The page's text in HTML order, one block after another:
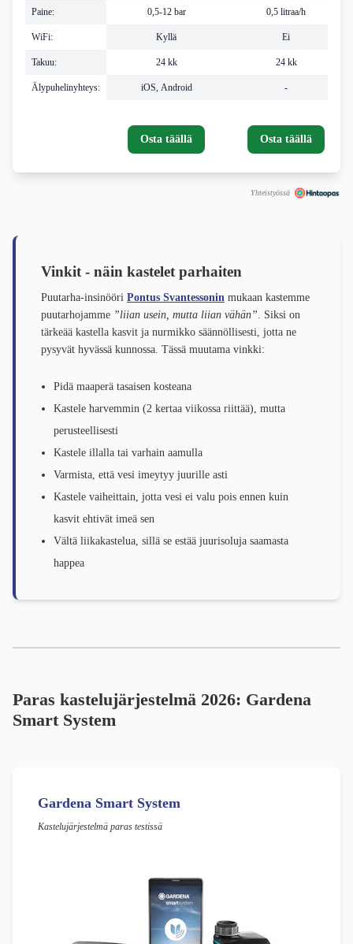
Paine:
WiFi:
Takuu:
Älypuhelinyhteys:
0,5-12 bar
Kyllä
24 kk
iOS, Android
Osta täällä
0,5 litraa/h
Ei
24 kk
-
Osta täällä
Yhteistyössä
Vinkit - näin kastelet parhaiten
Puutarha-insinööri Pontus Svantessonin mukaan kastemme
puutarhojamme ”liian usein, mutta liian vähän” . Siksi on
tärkeää kastella kasvit ja nurmikko säännöllisesti, jotta ne
pysyvät hyvässä kunnossa. Tässä muutama vinkki:
Pidä maaperä tasaisen kosteana
Kastele harvemmin (2 kertaa viikossa riittää), mutta
perusteellisesti
Kastele illalla tai varhain aamulla
Varmista, että vesi imeytyy juurille asti
Kastele vaiheittain, jotta vesi ei valu pois ennen kuin
kasvit ehtivät imeä sen
Vältä liikakastelua, sillä se estää juurisoluja saamasta
happea
Paras kastelujärjestelmä 2026: Gardena
Smart System
Gardena Smart System
Kastelujärjestelmä paras testissä